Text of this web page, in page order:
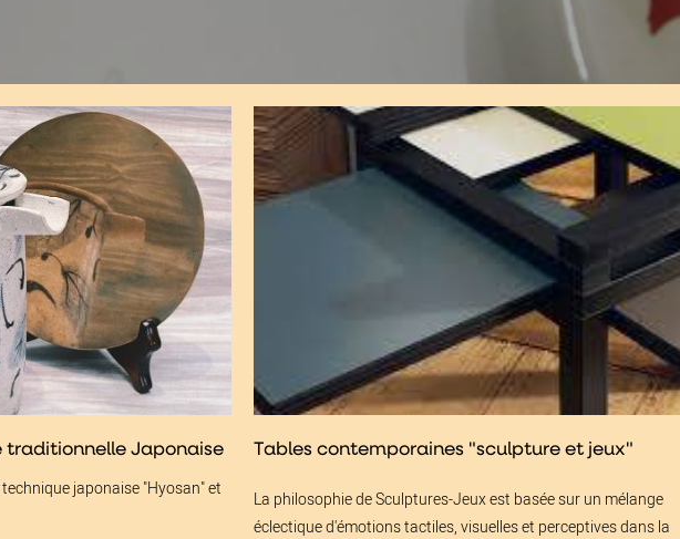
traditionnelle Japonaise
japonaise "Hyosan" et
Tables contemporaines "sculpture et jeux"
La philosophie de Sculptures-Jeux est basée sur un mélange
éclectique d'émotions tactiles, visuelles et perceptives dans la